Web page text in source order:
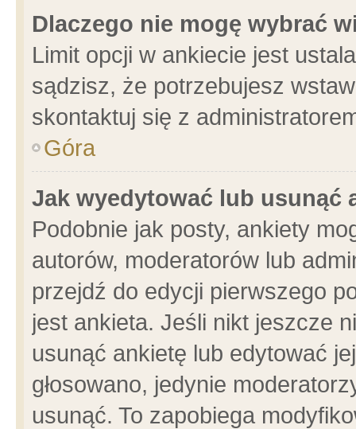
Dlaczego nie mogę wybrać
Limit opcji w ankiecie jest
sądzisz, że potrzebujesz
skontaktuj się z
Góra
Jak wyedytować lub usunąć
Podobnie jak posty, ankiety
autorów, moderatorów lub
przejdź do edycji pierwszego
jest ankieta. Jeśli nikt jeszcze
usunąć ankietę lub edytować
głosowano, jedynie
usunąć. To zapobiega